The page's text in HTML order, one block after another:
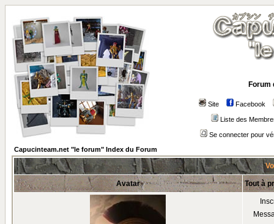
Forum
Site Facebook
Liste des
Se connecter pour
Capucinteam.net "le forum" Index du Forum
Avatar Tout à